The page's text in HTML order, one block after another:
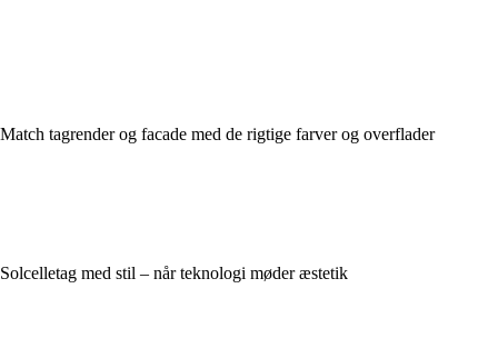
Match tagrender og facade med de rigtige farver og overflader
Solcelletag med stil – når teknologi møder æstetik